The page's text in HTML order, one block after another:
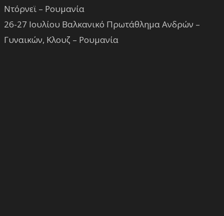
Ντόρνεϊ – Ρουμανία
26-27 Ιουλίου Βαλκανικό Πρωτάθλημα Ανδρών –
Γυναικών, Κλουζ – Ρουμανία